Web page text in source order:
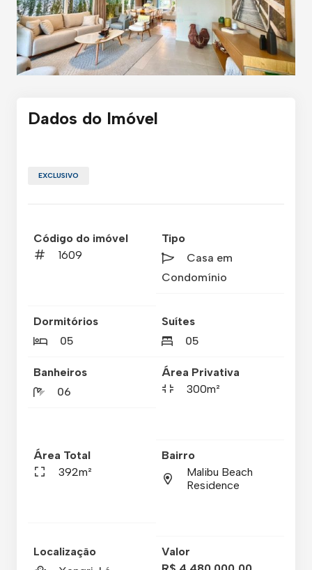
Dados do Imóvel
EXCLUSIVO
Código do imóvel
1609
Tipo
Casa em
Condomínio
Dormitórios
05
Suítes
05
Banheiros
06
Área Privativa
300m²
Área Total
392m²
Bairro
Malibu Beach
Residence
Localização
Valor